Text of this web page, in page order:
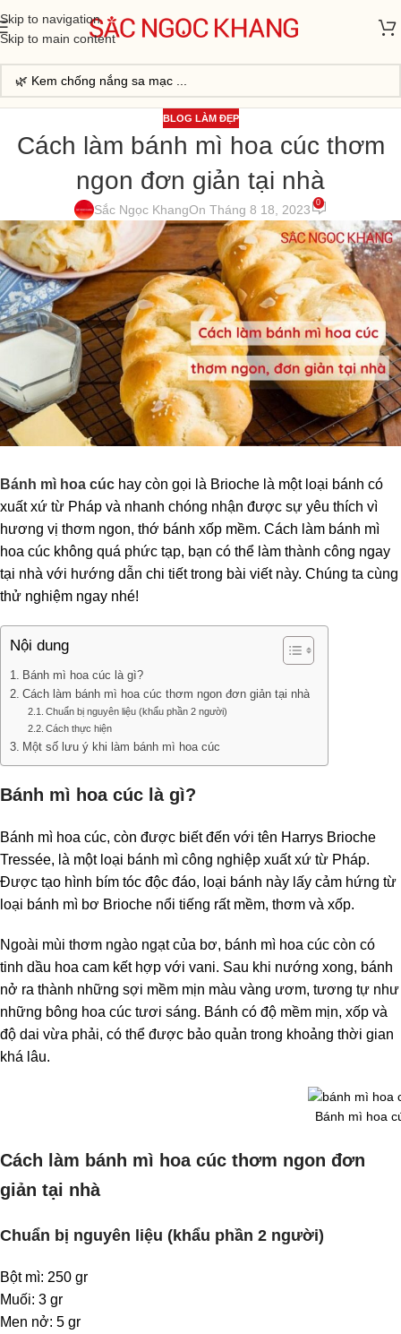
Skip to navigation
Skip to main content
BLOG LÀM ĐẸP
Cách làm bánh mì hoa cúc thơm
ngon đơn giản tại nhà
Sắc Ngọc KhangOn Tháng 8 18, 2023 0
Bánh mì hoa cúc hay còn gọi là Brioche là một loại bánh có
xuất xứ từ Pháp và nhanh chóng nhận được sự yêu thích vì
hương vị thơm ngon, thớ bánh xốp mềm. Cách làm bánh mì
hoa cúc không quá phức tạp, bạn có thể làm thành công ngay
tại nhà với hướng dẫn chi tiết trong bài viết này. Chúng ta cùng
thử nghiệm ngay nhé!
Nội dung
Bánh mì hoa cúc là gì?
Cách làm bánh mì hoa cúc thơm ngon đơn giản tại nhà
Chuẩn bị nguyên liệu (khẩu phần 2 người)
Cách thực hiện
Một số lưu ý khi làm bánh mì hoa cúc
Bánh mì hoa cúc là gì?
Bánh mì hoa cúc, còn được biết đến với tên Harrys Brioche
Tressée, là một loại bánh mì công nghiệp xuất xứ từ Pháp.
Được tạo hình bím tóc độc đáo, loại bánh này lấy cảm hứng từ
loại bánh mì bơ Brioche nổi tiếng rất mềm, thơm và xốp.
Ngoài mùi thơm ngào ngạt của bơ, bánh mì hoa cúc còn có
tinh dầu hoa cam kết hợp với vani. Sau khi nướng xong, bánh
nở ra thành những sợi mềm mịn màu vàng ươm, tương tự như
những bông hoa cúc tươi sáng. Bánh có độ mềm mịn, xốp và
độ dai vừa phải, có thể được bảo quản trong khoảng thời gian
khá lâu.
Bánh mì hoa
Cách làm bánh mì hoa cúc thơm ngon đơn
giản tại nhà
Chuẩn bị nguyên liệu (khẩu phần 2 người)
Bột mì: 250 gr
Muối: 3 gr
Men nở: 5 gr